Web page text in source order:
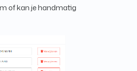
of kan je handmatig